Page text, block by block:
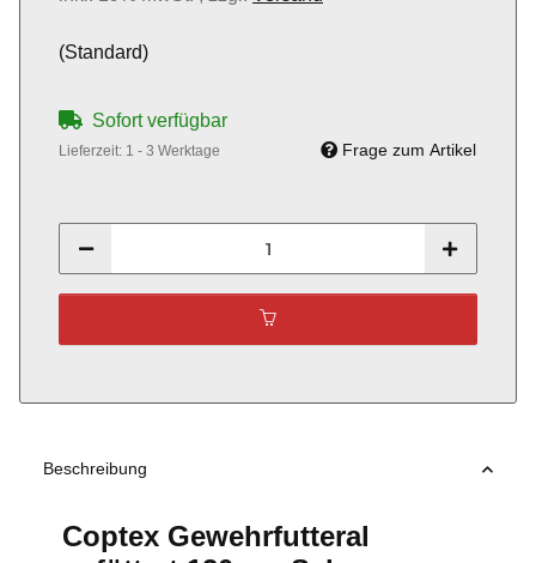
(Standard)
Sofort verfügbar
Lieferzeit: 1 - 3 Werktage Frage zum Artikel
Beschreibung
Coptex Gewehrfutteral